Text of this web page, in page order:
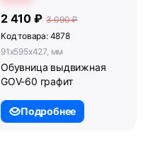
2 410 ₽ 3 090 ₽
Код товара: 4878
91x595x427, мм
Обувница выдвижная
GOV-60 графит
Подробнее